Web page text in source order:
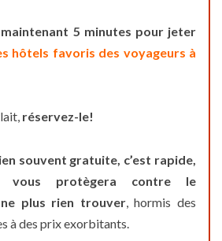
5 minutes pour jeter
hôtels favoris des voyageurs à
réservez-le!
souvent gratuite, c’est rapide,
protègera contre le
plus rien trouver, hormis des
à des prix exorbitants.